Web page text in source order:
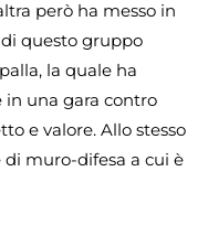
però ha messo in
questo gruppo
la quale ha
una gara contro
e valore. Allo stesso
muro-difesa a cui è